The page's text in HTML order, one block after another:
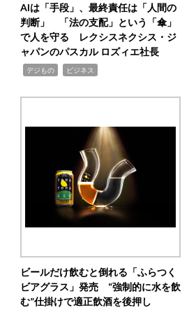
AIは「手段」、最終責任は「人間の
判断」 「法の支配」という「傘」
で人を守る レクシスネクシス・ジ
ャパンのパスカル ロズィエ社長
デジもの ビジネス
ビールだけ飲むと倒れる「ふらつく
ビアグラス」発売 “強制的に水を飲
む”仕掛けで適正飲酒を後押し